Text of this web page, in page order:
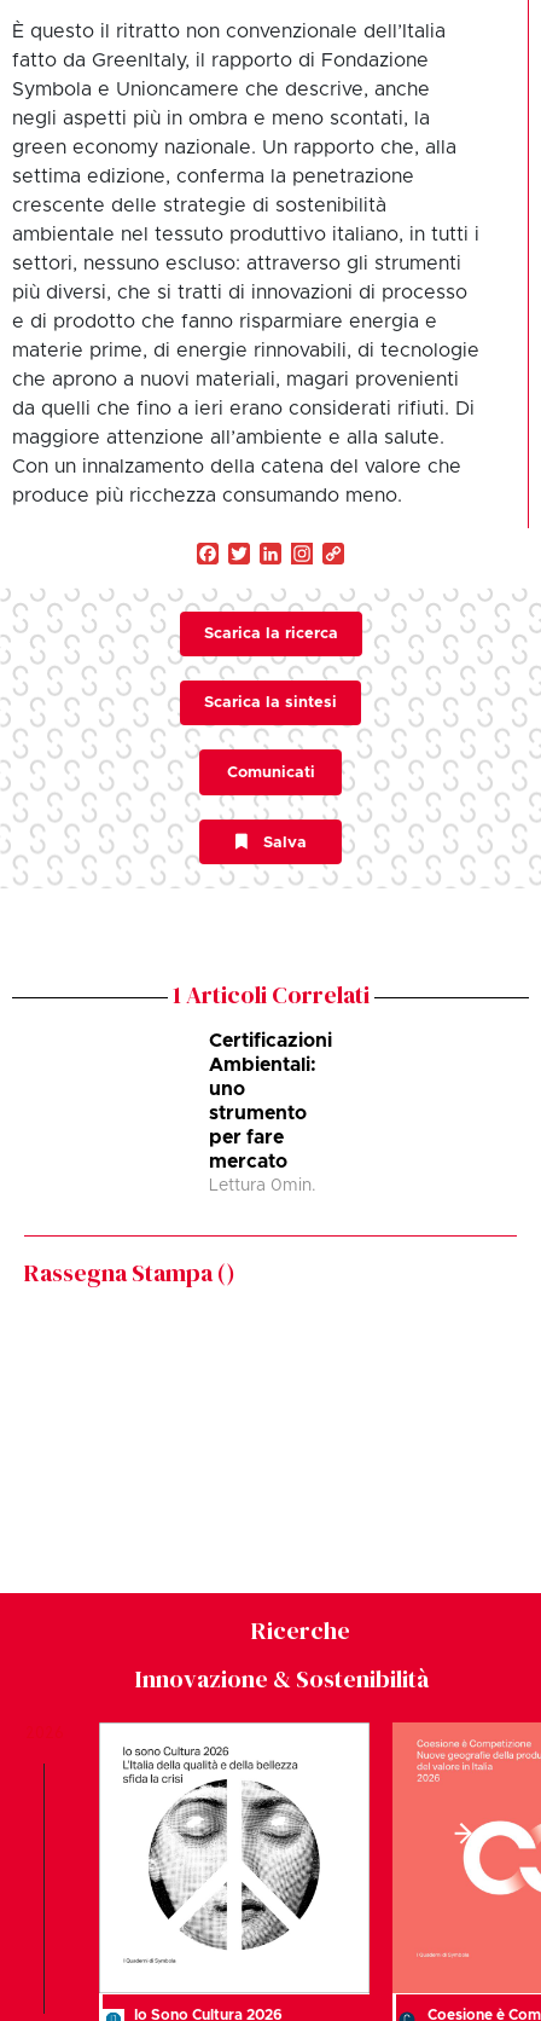
È questo il ritratto non convenzionale dell’Italia
fatto da GreenItaly, il rapporto di Fondazione
Symbola e Unioncamere che descrive, anche
negli aspetti più in ombra e meno scontati, la
green economy nazionale. Un rapporto che, alla
settima edizione, conferma la penetrazione
crescente delle strategie di sostenibilità
ambientale nel tessuto produttivo italiano, in tutti i
settori, nessuno escluso: attraverso gli strumenti
più diversi, che si tratti di innovazioni di processo
e di prodotto che fanno risparmiare energia e
materie prime, di energie rinnovabili, di tecnologie
che aprono a nuovi materiali, magari provenienti
da quelli che fino a ieri erano considerati rifiuti. Di
maggiore attenzione all’ambiente e alla salute.
Con un innalzamento della catena del valore che
produce più ricchezza consumando meno.
Facebook
TwitterLinkedIn
Scarica la ricerca
Scarica la sintesi
Comunicati
Salva
1Articoli Correlati
Certificazioni
Ambientali:
uno
strumento
per fare
mercato
Lettura 0min.
Rassegna Stampa ()
Ricerche
Innovazione & Sostenibilità
Io Sono Cultura 2026 Coesione è